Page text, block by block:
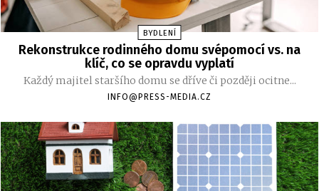
BYDLENÍ
Rekonstrukce rodinného domu svépomocí vs. na
klíč, co se opravdu vyplatí
Každý majitel staršího domu se dříve či později ocitne...
INFO@PRESS-MEDIA.CZ